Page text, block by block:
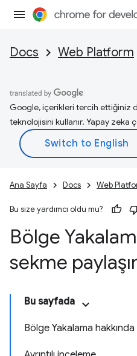
Docs Web Platform
Google, içerikleri tercih ettiğiniz
teknolojisini kullanır. Yapay zeka
Ana Sayfa Docs Web
Bu size yardımcı oldu mu?
Bölge
sekme
Bu sayfada
Bölge Yakalama hakkında